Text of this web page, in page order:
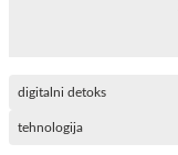
digitalni detoks
tehnologija